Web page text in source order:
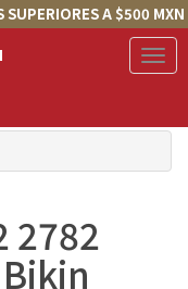
SUPERIORES A $500 MXN
2782